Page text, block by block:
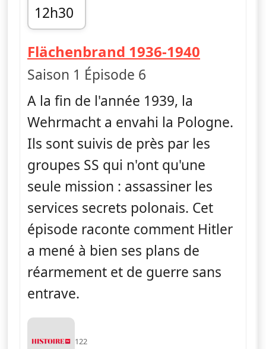
12h30
fin 13h25
Flächenbrand 1936-1940
Saison 1 Épisode 6
A la fin de l'année 1939, la
Wehrmacht a envahi la Pologne.
Ils sont suivis de près par les
groupes SS qui n'ont qu'une
seule mission : assassiner les
services secrets polonais. Cet
épisode raconte comment Hitler
a mené à bien ses plans de
réarmement et de guerre sans
entrave.
122